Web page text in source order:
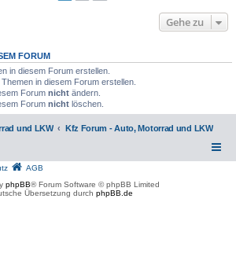
Gehe zu
FORUM
in diesem Forum erstellen.
in diesem Forum erstellen.
Forum nicht ändern.
Forum nicht löschen.
und LKW Kfz Forum - Auto, Motorrad und LKW
AGB
phpBB® Forum Software © phpBB Limited
Übersetzung durch phpBB.de